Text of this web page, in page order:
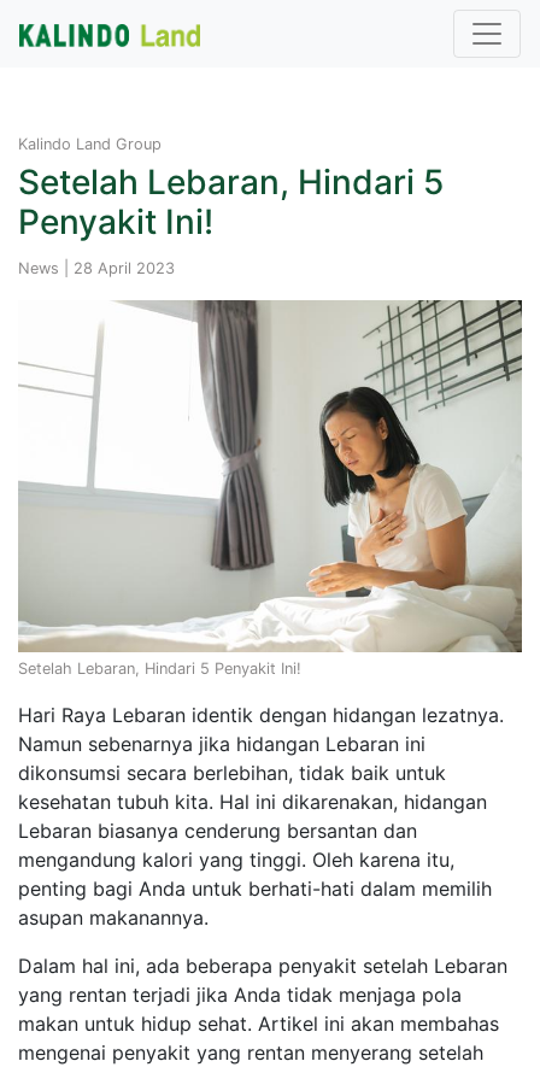
Kalindo Land Group
Setelah Lebaran, Hindari 5
Penyakit Ini!
News | 28 April 2023
Setelah Lebaran, Hindari 5 Penyakit Ini!
Hari Raya Lebaran identik dengan hidangan lezatnya.
Namun sebenarnya jika hidangan Lebaran ini
dikonsumsi secara berlebihan, tidak baik untuk
kesehatan tubuh kita. Hal ini dikarenakan, hidangan
Lebaran biasanya cenderung bersantan dan
mengandung kalori yang tinggi. Oleh karena itu,
penting bagi Anda untuk berhati-hati dalam memilih
asupan makanannya.
Dalam hal ini, ada beberapa penyakit setelah Lebaran
yang rentan terjadi jika Anda tidak menjaga pola
makan untuk hidup sehat. Artikel ini akan membahas
mengenai penyakit yang rentan menyerang setelah